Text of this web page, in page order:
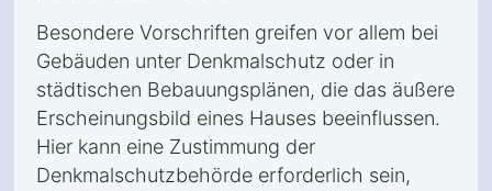
Besondere Vorschriften greifen vor allem bei
Gebäuden unter Denkmalschutz oder in
städtischen Bebauungsplänen, die das äußere
Erscheinungsbild eines Hauses beeinflussen.
Hier kann eine Zustimmung der
Denkmalschutzbehörde erforderlich sein,